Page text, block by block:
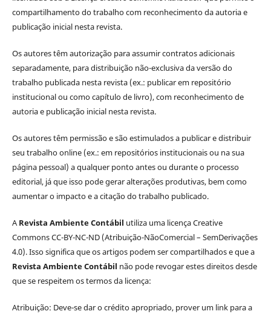
compartilhamento do trabalho com reconhecimento da autoria e
publicação inicial nesta revista.
Os autores têm autorização para assumir contratos adicionais
separadamente, para distribuição não-exclusiva da versão do
trabalho publicada nesta revista (ex.: publicar em repositório
institucional ou como capítulo de livro), com reconhecimento de
autoria e publicação inicial nesta revista.
Os autores têm permissão e são estimulados a publicar e distribuir
seu trabalho online (ex.: em repositórios institucionais ou na sua
página pessoal) a qualquer ponto antes ou durante o processo
editorial, já que isso pode gerar alterações produtivas, bem como
aumentar o impacto e a citação do trabalho publicado.
ARevista Ambiente Contábil utiliza uma licença Creative
Commons CC-BY-NC-ND (Atribuição-NãoComercial – SemDerivações
4.0). Isso significa que os artigos podem ser compartilhados e que a
Revista Ambiente Contábil não pode revogar estes direitos desde
que se respeitem os termos da licença:
Atribuição: Deve-se dar o crédito apropriado, prover um link para a